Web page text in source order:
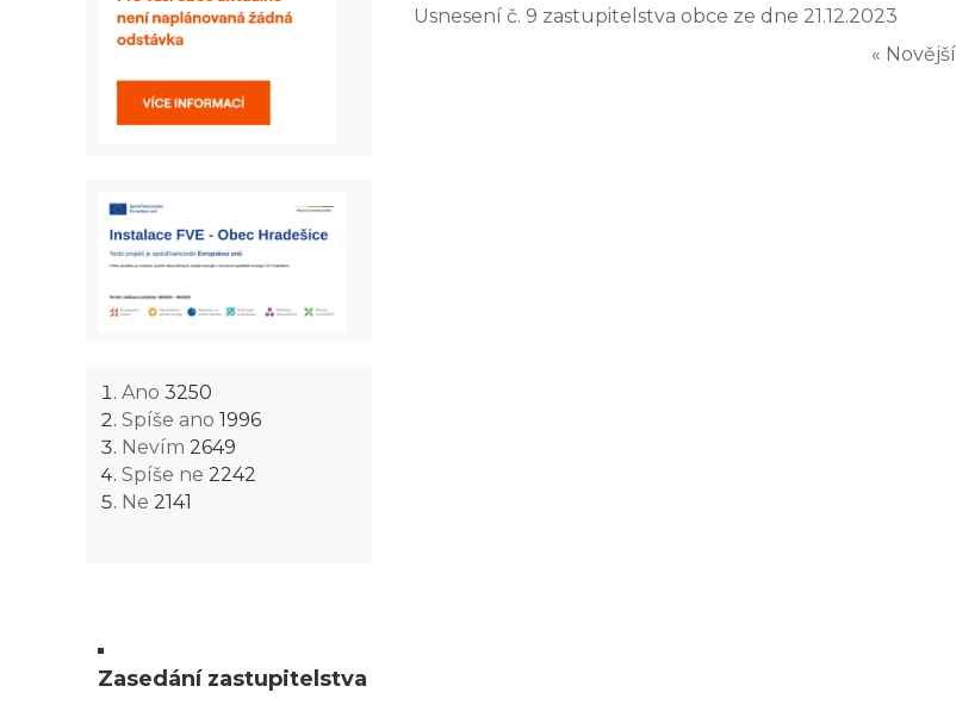
Ano 3250
Spíše ano 1996
Nevím 2649
Spíše ne 2242
Ne 2141
Usnesení č. 9 zastupitelstva obce ze dne 21.12.2023
« Novější
Zasedání zastupitelstva